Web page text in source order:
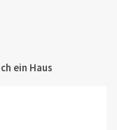
ein Haus